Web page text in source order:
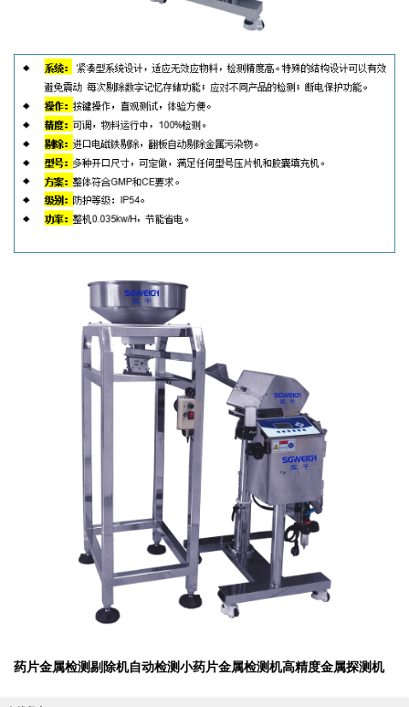
药片金属检测剔除机自动检测小药片金属检测机高精度金属探测机